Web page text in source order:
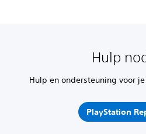
Hulp
Hulp en ondersteuning voor
PlayStation